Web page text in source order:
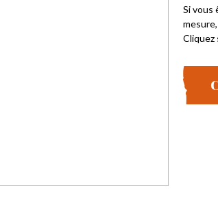
Si vous
mesure,
Cliquez